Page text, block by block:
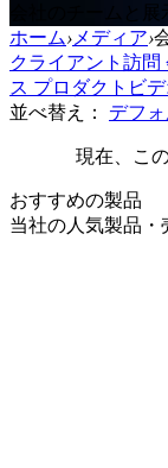
会社のチームと
ホーム› メディア›
クライアント訪問
ス プロダクトビ
並べ替え：
デフォ
現在、こ
おすすめの製品
当社の人気製品・